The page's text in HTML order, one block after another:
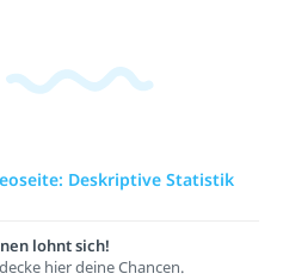
Deskriptive Statistik
lohnt sich!
hier deine Chancen.